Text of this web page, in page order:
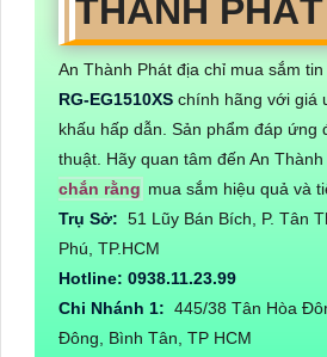
THÀNH PHÁT
An Thành Phát địa chỉ mua sắm
RG-EG1510XS chính hãng với giá
khấu hấp dẫn. Sản phẩm đáp ứng
thuật. Hãy quan tâm đến An
chắn rằng mua sắm hiệu quả và
Trụ Sở: 51 Lũy Bán Bích, P. Tân
Phú, TP.HCM
Hotline: 0938.11.23.99
Chi Nhánh 1: 445/38 Tân Hòa
Đông, Bình Tân, TP HCM